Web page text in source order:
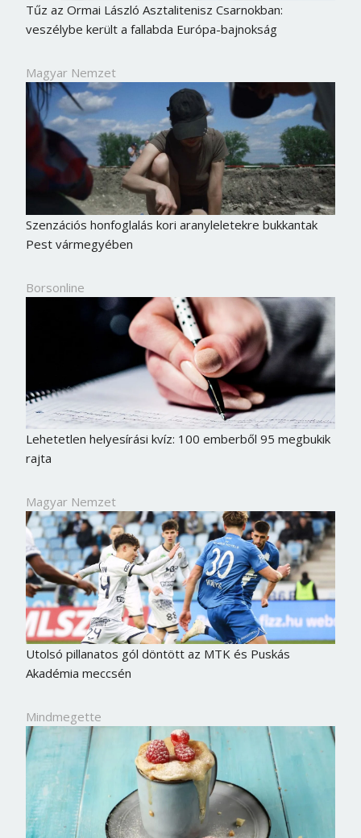
Tűz az Ormai László Asztalitenisz Csarnokban:
veszélybe került a fallabda Európa-bajnokság
Magyar Nemzet
Szenzációs honfoglalás kori aranyleletekre bukkantak
Pest vármegyében
Borsonline
Lehetetlen helyesírási kvíz: 100 emberből 95 megbukik
rajta
Magyar Nemzet
Utolsó pillanatos gól döntött az MTK és Puskás
Akadémia meccsén
Mindmegette
Borsonline bejelentkezés
E-mail cím vagy felhasználónév